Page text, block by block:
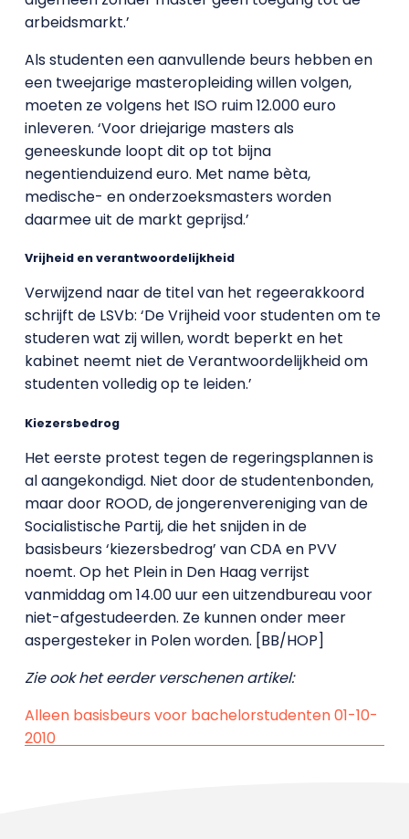
arbeidsmarkt.’
Als studenten een aanvullende beurs hebben en
een tweejarige masteropleiding willen volgen,
moeten ze volgens het ISO ruim 12.000 euro
inleveren. ‘Voor driejarige masters als
geneeskunde loopt dit op tot bijna
negentienduizend euro. Met name bèta,
medische- en onderzoeksmasters worden
daarmee uit de markt geprijsd.’
Vrijheid en verantwoordelijkheid
Verwijzend naar de titel van het regeerakkoord
schrijft de LSVb: ‘De Vrijheid voor studenten om te
studeren wat zij willen, wordt beperkt en het
kabinet neemt niet de Verantwoordelijkheid om
studenten volledig op te leiden.’
Kiezersbedrog
Het eerste protest tegen de regeringsplannen is
al aangekondigd. Niet door de studentenbonden,
maar door ROOD, de jongerenvereniging van de
Socialistische Partij, die het snijden in de
basisbeurs ‘kiezersbedrog’ van CDA en PVV
noemt. Op het Plein in Den Haag verrijst
vanmiddag om 14.00 uur een uitzendbureau voor
niet-afgestudeerden. Ze kunnen onder meer
aspergesteker in Polen worden. [BB/HOP]
Zie ook het eerder verschenen artikel:
Alleen basisbeurs voor bachelorstudenten 01-10-
2010